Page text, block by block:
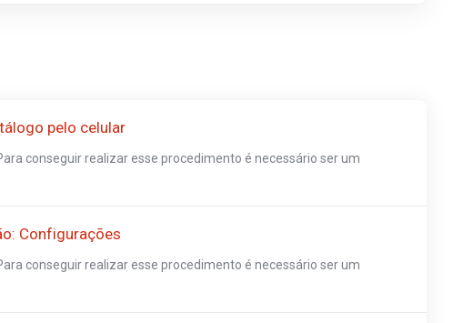
pelo celular
conseguir realizar esse procedimento é necessário ser um
Configurações
conseguir realizar esse procedimento é necessário ser um